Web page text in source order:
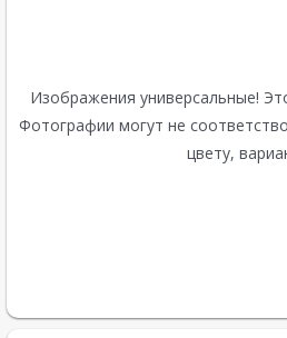
Изображения универсальные!
Фотографии могут не
цвету,